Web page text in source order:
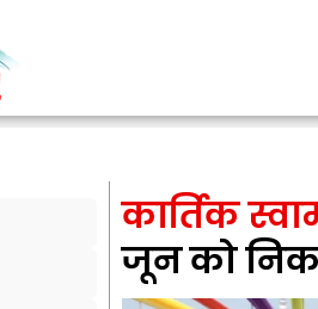
कार्तिक
जून को